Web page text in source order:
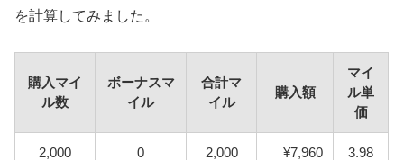
を計算してみました。
購入マイ
ル数
ボーナスマ
イル
合計マ
イル
購入額
マイ
ル単
価
2,000 0 2,000 ¥7,960 3.98